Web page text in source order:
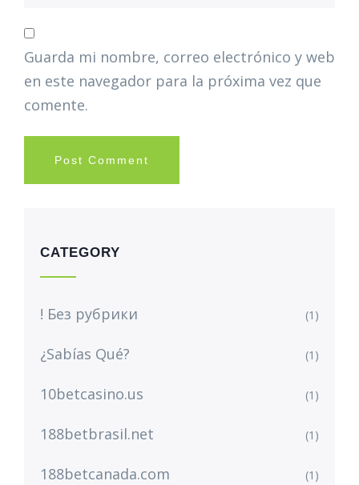
Guarda mi nombre, correo electrónico y web
en este navegador para la próxima vez que
comente.
CATEGORY
! Без рубрики (1)
¿Sabías Qué? (1)
10betcasino.us (1)
188betbrasil.net (1)
188betcanada.com (1)